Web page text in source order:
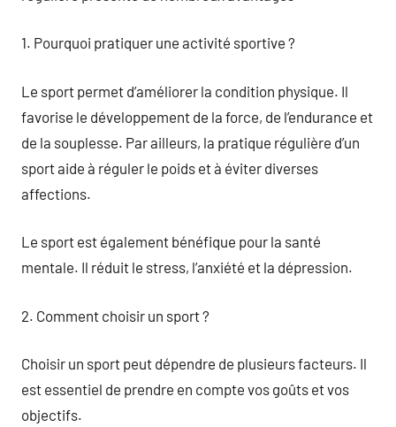
1. Pourquoi pratiquer une activité sportive ?
Le sport permet d’améliorer la condition physique. Il
favorise le développement de la force, de l’endurance et
de la souplesse. Par ailleurs, la pratique régulière d’un
sport aide à réguler le poids et à éviter diverses
affections.
Le sport est également bénéfique pour la santé
mentale. Il réduit le stress, l’anxiété et la dépression.
2. Comment choisir un sport ?
Choisir un sport peut dépendre de plusieurs facteurs. Il
est essentiel de prendre en compte vos goûts et vos
objectifs.